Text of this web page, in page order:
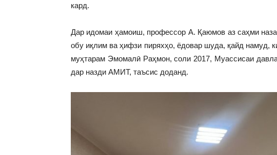
кард.
Дар идомаи ҳамоиш, профессор А. Қаюмов аз саҳми
обу иқлим ва ҳифзи пиряхҳо, ёдовар шуда, қайд намуд,
муҳтарам Эмомалӣ Раҳмон, соли 2017, Муассисаи
дар назди АМИТ, таъсис доданд.